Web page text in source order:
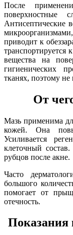
После
Антисептические
приводит к
транспортируется
вещества на
гигиенических
тканях, поэтому
От
Мазь применима
кожей. Она
Усиливается
клеточный
рубцов после акне.
Часто
большого
помогает от
отечность.
Показания